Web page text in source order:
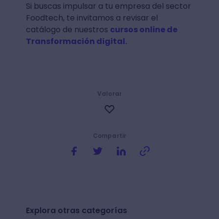
Si buscas impulsar a tu empresa del sector
Foodtech, te invitamos a revisar el
catálogo de nuestros cursos online de
Transformación digital.
Compartir
Valorar
Explora otras categorías